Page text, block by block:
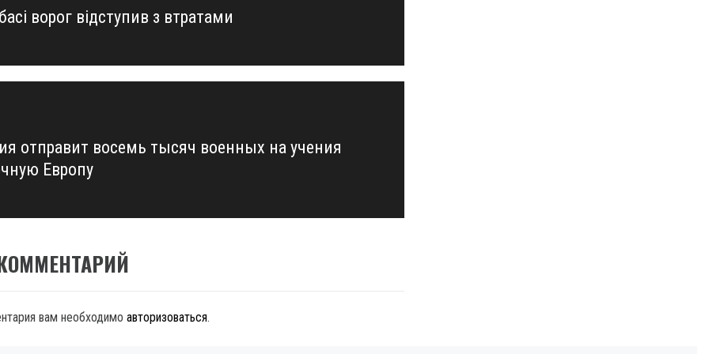
ворог відступив з втратами
отправит восемь тысяч военных на учения
Европу
вам необходимо авторизоваться.